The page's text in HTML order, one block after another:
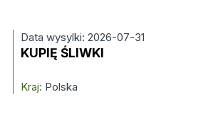
Data wysylki: 2026-07-31
KUPIĘ ŚLIWKI
Kraj: Polska